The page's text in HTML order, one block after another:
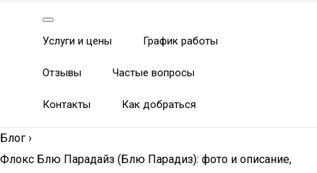
Услуги и цены График работы
Отзывы Частые вопросы
Контакты Как добраться
Блог ›
Флокс Блю Парадайз (Блю Парадиз): фото и описание,